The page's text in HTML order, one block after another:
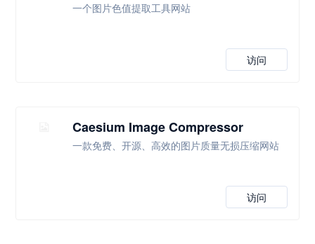
一个图片色值提取工具网站
访问
Caesium Image Compressor
一款免费、开源、高效的图片质量无损压缩网站
访问